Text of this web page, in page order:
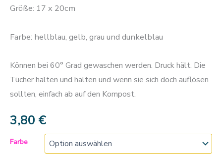
Größe: 17 x 20cm
Farbe: hellblau, gelb, grau und dunkelblau
Können bei 60° Grad gewaschen werden. Druck hält. Die
Tücher halten und halten und wenn sie sich doch auflösen
sollten, einfach ab auf den Kompost.
3,80 €
Farbe